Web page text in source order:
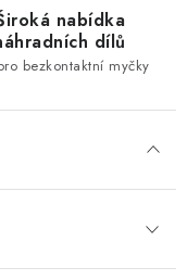
nabídka
dílů
bezkontaktní myčky